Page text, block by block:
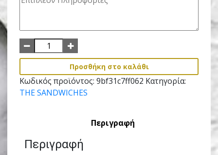
Προσθήκη στο καλάθι
Κωδικός προϊόντος: 9bf31c7ff062 Κατηγορία:
THE SANDWICHES
Περιγραφή
Περιγραφή